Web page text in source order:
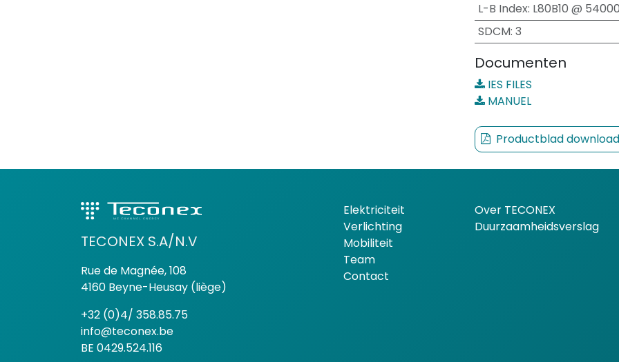
L-B Index: L80B10 @
SDCM: 3
Documenten
IES FILES
MANUEL
Productblad
TECONEX S.A/N.V
Rue de Magnée, 108
4160 Beyne-Heusay (liège)
+32 (0)4/ 358.85.75
info@teconex.be
BE 0429.524.116
Elektriciteit
Verlichting
Mobiliteit
Team
Contact
Over TECONEX
Duurzaamheidsverslag